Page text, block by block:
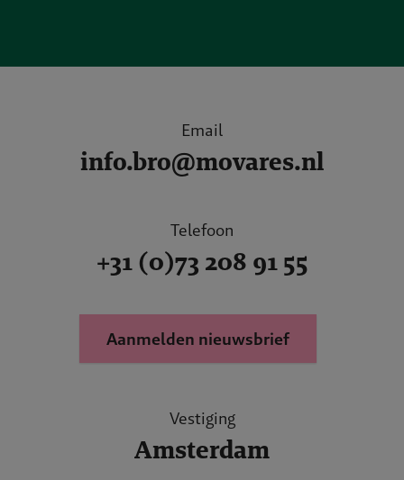
Email
info.bro@movares.nl
Telefoon
+31 (0)73 208 91 55
Aanmelden nieuwsbrief
Vestiging
Amsterdam